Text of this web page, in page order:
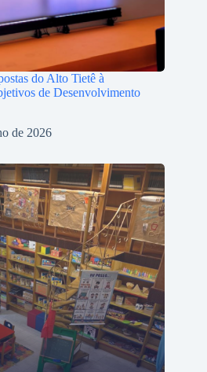
do Alto Tietê à
de Desenvolvimento
de 2026